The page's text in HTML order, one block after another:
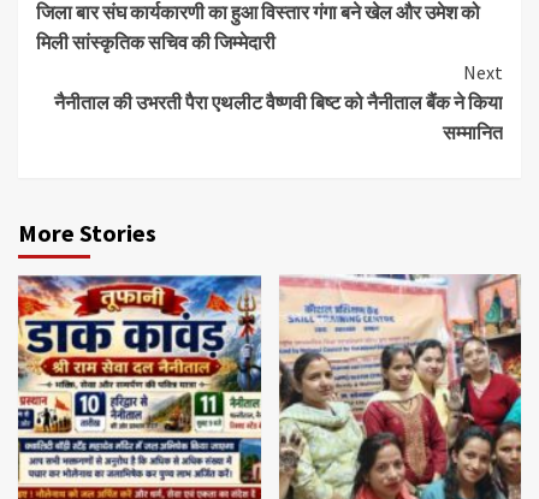
Reading
जिला बार संघ कार्यकारणी का हुआ विस्तार गंगा बने खेल और उमेश को
मिली सांस्कृतिक सचिव की जिम्मेदारी
Next
नैनीताल की उभरती पैरा एथलीट वैष्णवी बिष्ट को नैनीताल बैंक ने किया
सम्मानित
More Stories